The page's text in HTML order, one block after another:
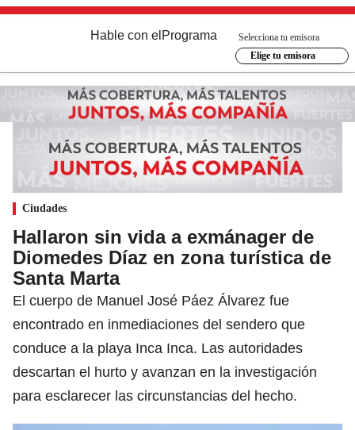
Hable con el Programa
Selecciona tu emisora
Elige tu emisora
Ciudades
Hallaron sin vida a exmánager de
Diomedes Díaz en zona turística de
Santa Marta
El cuerpo de Manuel José Páez Álvarez fue
encontrado en inmediaciones del sendero que
conduce a la playa Inca Inca. Las autoridades
descartan el hurto y avanzan en la investigación
para esclarecer las circunstancias del hecho.